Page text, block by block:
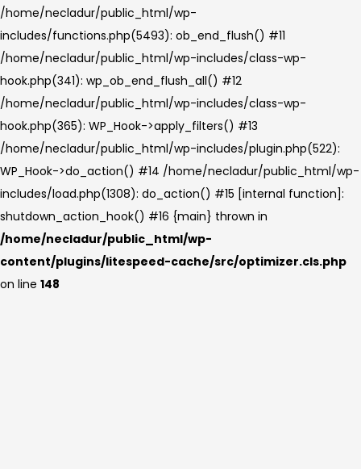
/home/necladur/public_html/wp-
includes/functions.php(5493): ob_end_flush() #11
/home/necladur/public_html/wp-includes/class-wp-
hook.php(341): wp_ob_end_flush_all() #12
/home/necladur/public_html/wp-includes/class-wp-
hook.php(365): WP_Hook->apply_filters() #13
/home/necladur/public_html/wp-includes/plugin.php(522):
WP_Hook->do_action() #14 /home/necladur/public_html/wp-
includes/load.php(1308): do_action() #15 [internal function]:
shutdown_action_hook() #16 {main} thrown in
/home/necladur/public_html/wp-
content/plugins/litespeed-cache/src/optimizer.cls.php
on line 148